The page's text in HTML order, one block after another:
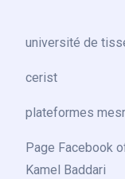
université de
cerist
plateformes
Page Facebook
Kamel Baddari